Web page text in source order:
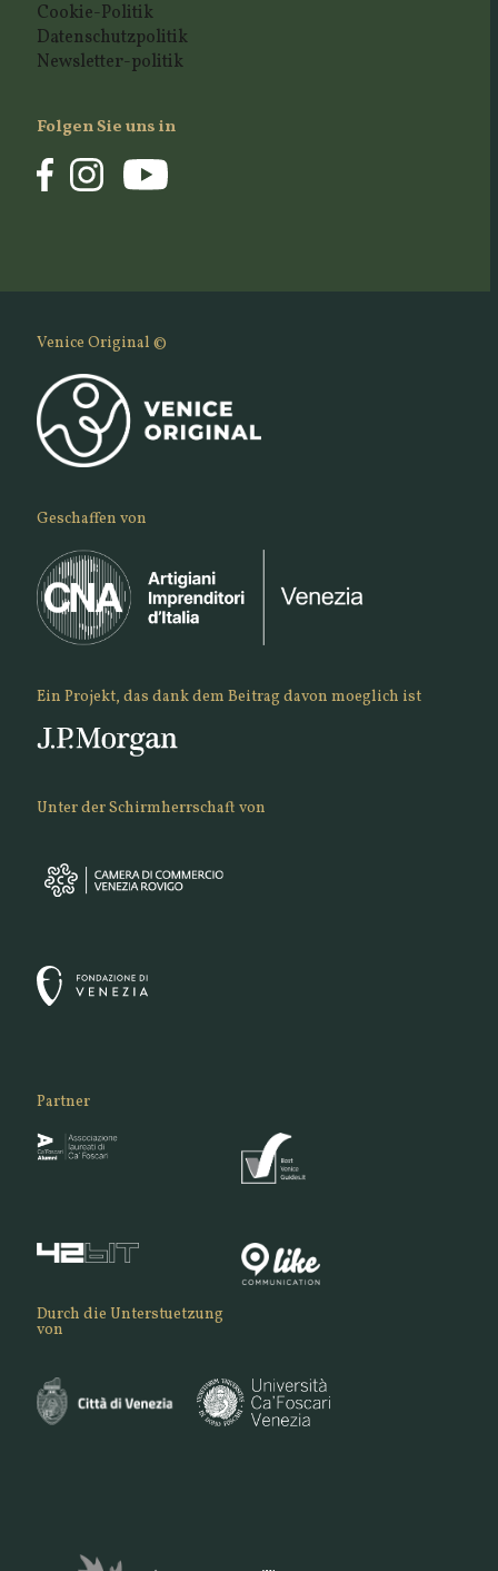
Cookie-Politik
Datenschutzpolitik
Newsletter-politik
Folgen Sie uns in
Venice Original ©
Geschaffen von
Ein Projekt, das dank dem Beitrag davon moeglich ist
Unter der Schirmherrschaft von
Partner
Durch die Unterstuetzung
von